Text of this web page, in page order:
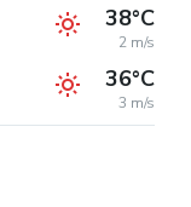
38°C
2 m/s
36°C
3 m/s